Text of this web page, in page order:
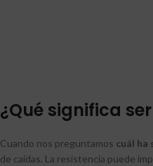
¿Qué significa
Cuando nos preguntamos cuál ha
de caídas. La resistencia puede